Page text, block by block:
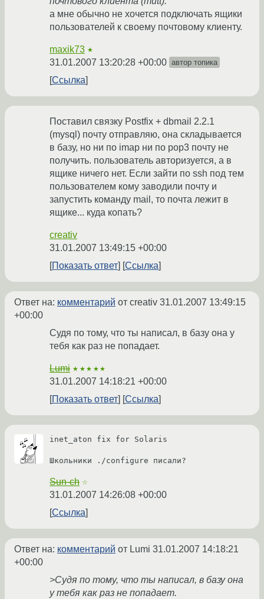
а мне обычно не хочется подключать ящики
пользователей к своему почтовому клиенту.
maxik73 ★
31.01.2007 13:20:28 +00:00 автор топика
Ссылка
Поставил связку Postfix + dbmail 2.2.1
(mysql) почту отправляю, она складывается
в базу, но ни по imap ни по pop3 почту не
получить. пользователь авторизуется, а в
ящике ничего нет. Если зайти по ssh под тем
пользователем кому заводили почту и
запустить команду mail, то почта лежит в
ящике... куда копать?
creativ
31.01.2007 13:49:15 +00:00
Показать ответ
Ссылка
Ответ на: комментарий от creativ 31.01.2007 13:49:15
+00:00
Судя по тому, что ты написал, в базу она у
тебя как раз не попадает.
Lumi ★★★★★
31.01.2007 14:18:21 +00:00
Показать ответ
Ссылка
inet_aton fix for Solaris
Школьники ./configure писали?
Sun-ch ☆
31.01.2007 14:26:08 +00:00
Ссылка
Ответ на: комментарий от Lumi 31.01.2007 14:18:21
+00:00
>Судя по тому, что ты написал, в базу она
у тебя как раз не попадает.